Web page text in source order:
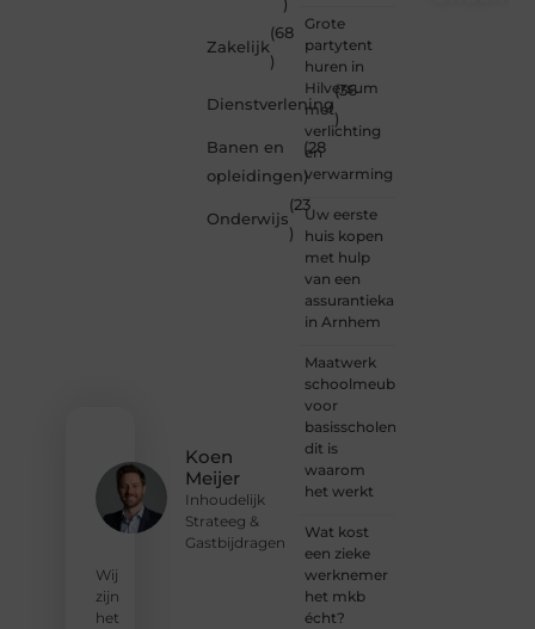
Koen
Meijer
Inhoudelijk
Strateeg &
Gastbijdragen
Wij
zijn
het
)
Zakelijk
(68
)
Dienstverlening
(36
)
Banen en
opleidingen
(28
)
Onderwijs
(23
)
Grote
partytent
huren in
Hilversum
met
verlichting
en
verwarming
Uw eerste
huis kopen
met hulp
van een
assurantiekantoor
in Arnhem
Maatwerk
schoolmeubilair
voor
basisscholen:
dit is
waarom
het werkt
Wat kost
een zieke
werknemer
het mkb
écht?